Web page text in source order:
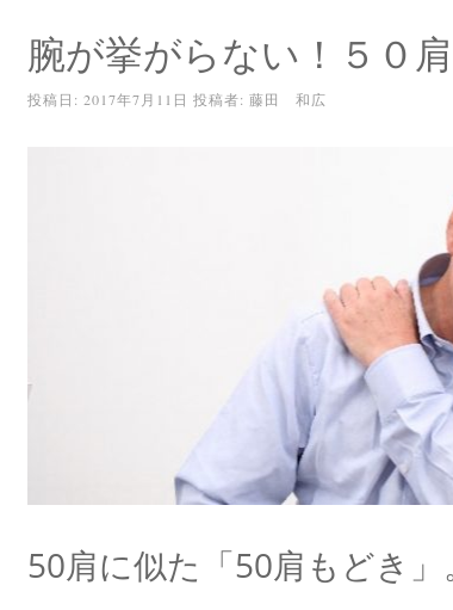
腕が挙がらない！５０
投稿日: 2017年7月11日 投稿者: 藤田 和広
50肩に似た「50肩もどき」。